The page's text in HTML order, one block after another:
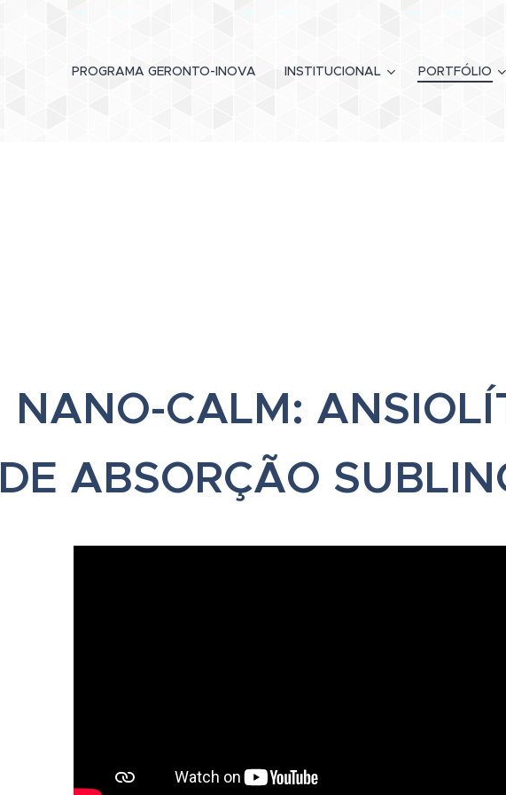
PROGRAMA GERONTO-INOVA INSTITUCIONAL PORTFÓLIO
NANO-CALM:
DE ABSORÇÃO